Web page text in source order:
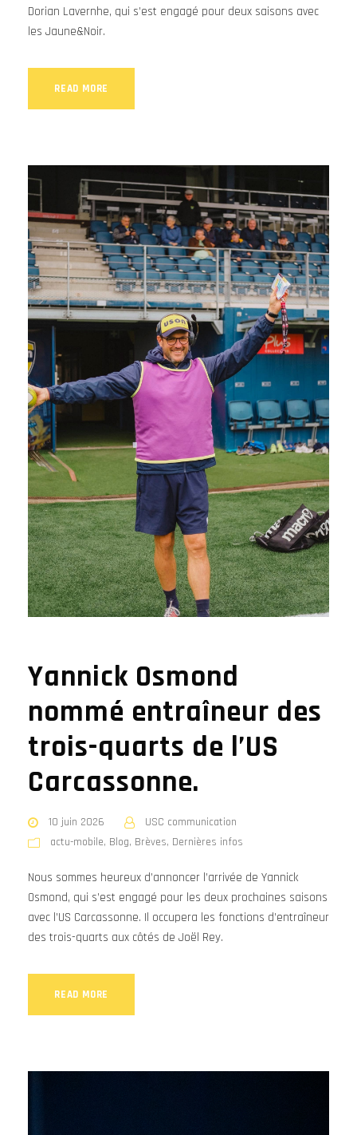
Dorian Lavernhe, qui s’est engagé pour deux saisons avec
les Jaune&Noir.
READ MORE
Yannick Osmond
nommé entraîneur des
trois-quarts de l’US
Carcassonne.
10 juin 2026
USC communication
actu-mobile, Blog, Brèves, Dernières infos
Nous sommes heureux d’annoncer l’arrivée de Yannick
Osmond, qui s’est engagé pour les deux prochaines saisons
avec l’US Carcassonne. Il occupera les fonctions d’entraîneur
des trois-quarts aux côtés de Joël Rey.
READ MORE